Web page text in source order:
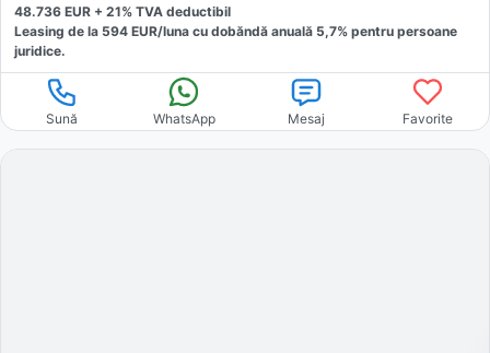
48.736 EUR + 21% TVA deductibil
Leasing de la 594 EUR/luna cu dobăndă anuală 5,7% pentru persoane
juridice.
Sună WhatsApp Mesaj Favorite